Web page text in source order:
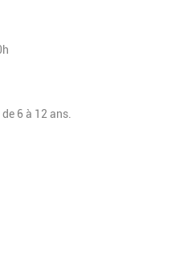
6 à 12 ans.